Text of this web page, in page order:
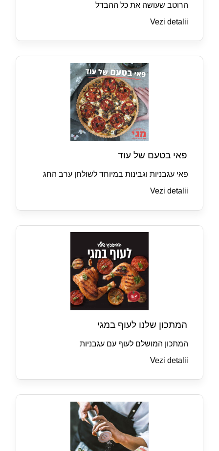
הרוטב שעושה את כל ההבדל
Vezi detalii
פאי בטעם של עוד
פאי עגבניות וגבינות במיוחד לשולחן ערב החג
Vezi detalii
המתכון שלנו לעוף במגי
המתכון המושלם לעוף עם עגבניות
Vezi detalii